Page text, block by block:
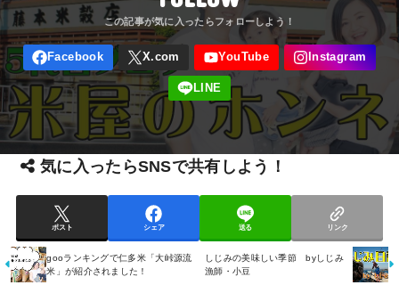
気に入ったらSNSで共有しよう！
ポスト シェア 送る リンク
gooランキングで仁多米「大峠源流
米」が紹介されました！
しじみの美味しい季節 byしじみ
漁師・小豆